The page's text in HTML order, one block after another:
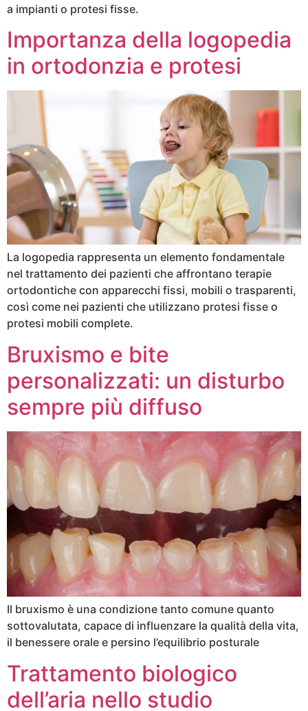
a impianti o protesi fisse.
Importanza della logopedia
in ortodonzia e protesi
La logopedia rappresenta un elemento fondamentale
nel trattamento dei pazienti che affrontano terapie
ortodontiche con apparecchi fissi, mobili o trasparenti,
così come nei pazienti che utilizzano protesi fisse o
protesi mobili complete.
Bruxismo e bite
personalizzati: un disturbo
sempre più diffuso
Il bruxismo è una condizione tanto comune quanto
sottovalutata, capace di influenzare la qualità della vita,
il benessere orale e persino l’equilibrio posturale
Trattamento biologico
dell’aria nello studio